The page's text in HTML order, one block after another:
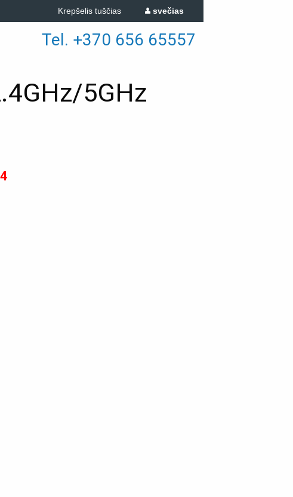
svečias
Krepšelis tuščias
Tel. +370 656 65557
5GHz